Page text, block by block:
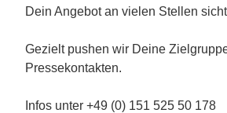
Dein Angebot an vielen Stellen
Gezielt pushen wir Deine
Pressekontakten.
Infos unter +49 (0) 151 525 50 178